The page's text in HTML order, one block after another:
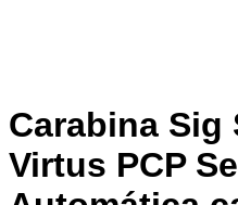
Carabina Sig
Virtus PCP